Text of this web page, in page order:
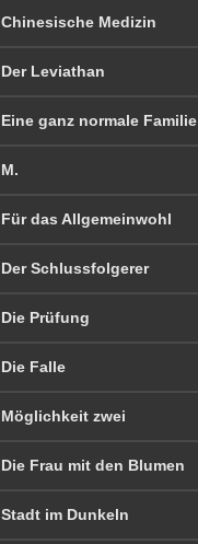
Chinesische Medizin
Der Leviathan
Eine ganz normale Familie
M.
Für das Allgemeinwohl
Der Schlussfolgerer
Die Prüfung
Die Falle
Möglichkeit zwei
Die Frau mit den Blumen
Stadt im Dunkeln